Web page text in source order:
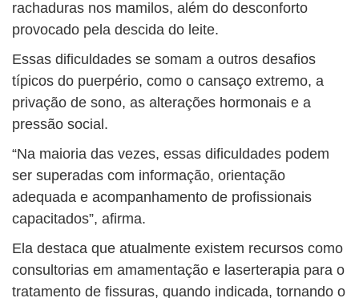
rachaduras nos mamilos, além do desconforto
provocado pela descida do leite.
Essas dificuldades se somam a outros desafios
típicos do puerpério, como o cansaço extremo, a
privação de sono, as alterações hormonais e a
pressão social.
“Na maioria das vezes, essas dificuldades podem
ser superadas com informação, orientação
adequada e acompanhamento de profissionais
capacitados”, afirma.
Ela destaca que atualmente existem recursos como
consultorias em amamentação e laserterapia para o
tratamento de fissuras, quando indicada, tornando o